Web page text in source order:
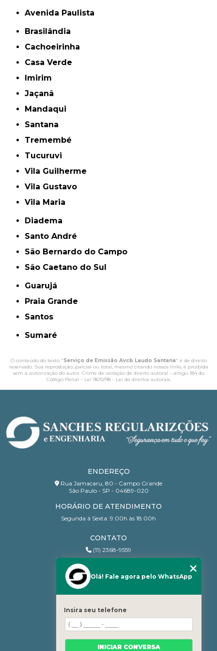
Avenida Paulista
Brasilândia
Cachoeirinha
Casa Verde
Imirim
Jaçanã
Mandaqui
Santana
Tremembé
Tucuruvi
Vila Guilherme
Vila Gustavo
Vila Maria
Diadema
Santo André
São Bernardo do Campo
São Caetano do Sul
Guarujá
Praia Grande
Santos
Sumaré
O conteúdo do texto "Serviço de Emissão Avcb Laudo Santana" é de direito
reservado. Sua reprodução, parcial ou total, mesmo citando nossos links, é proibida
sem a autorização do autor. Crime de violação de direito autoral – artigo 184 do
Código Penal – Lei 9610/98 - Lei de direitos autorais.
ENDEREÇO
Rua Jamacaru, 80 - Campo Grande
São Paulo - SP - 04689-020
HORÁRIO DE ATENDIMENTO
Segunda à Sexta: 9:00h às 18:00h
CONTATO
(11) 2368-9559
contato@sanchesri.com.br
Quem Somos
Blog
Serviços
Olá! Fale agora pelo WhatsApp
Insira seu telefone
INICIAR CONVERSA